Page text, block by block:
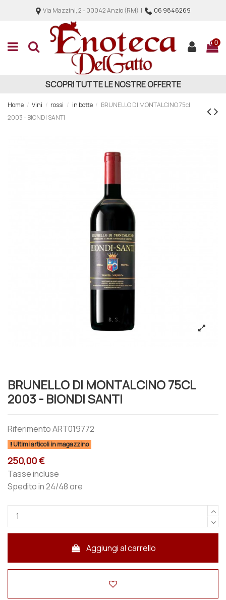
Via Mazzini, 2 - 00042 Anzio (RM) | 06 9846269
0
SCOPRI TUTTE LE NOSTRE OFFERTE
Home Vini rossi in botte
BRUNELLO DI MONTALCINO 75cl
2003 - BIONDI SANTI
BRUNELLO DI MONTALCINO 75CL
2003 - BIONDI SANTI
RiferimentoART019772
Ultimi articoli in magazzino
250,00 €
Tasse incluse
Spedito in 24/48 ore
Aggiungi al carrello